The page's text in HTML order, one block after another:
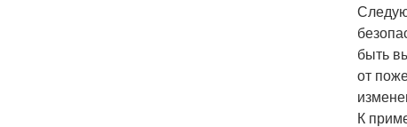
быть
от
К